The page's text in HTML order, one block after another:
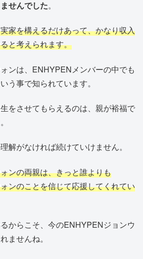
せんでした。
家を構えるだけあって、かなり収入
と考えられます。
ンは、ENHYPENメンバーの中でも
う事で知られています。
をさせてもらえるのは、親が裕福で
解がなければ続けていけません。
ンの両親は、きっと誰よりも
ンのことを信じて応援してくれてい
からこそ、今のENHYPENジョンウ
ませんね。